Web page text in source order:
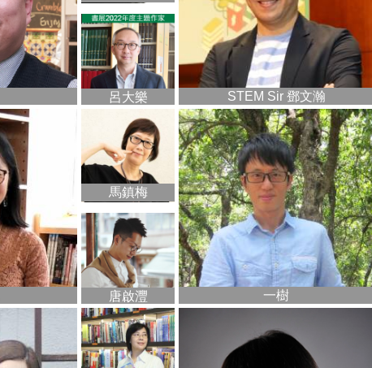
呂大樂 STEM Sir 鄧文瀚
馬鎮梅
唐啟灃 一樹